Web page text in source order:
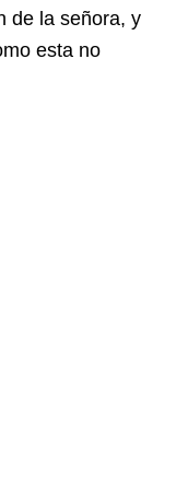
de la señora, y
esta no